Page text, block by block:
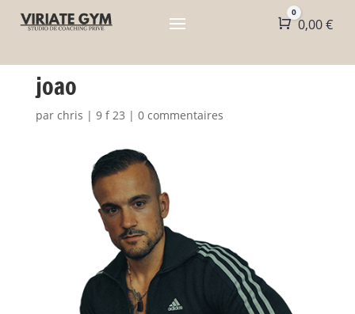
Panier
0
0,00€
joao
par chris | 9 f 23 | 0 commentaires